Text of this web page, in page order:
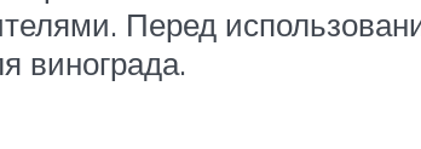
Перед
винограда.